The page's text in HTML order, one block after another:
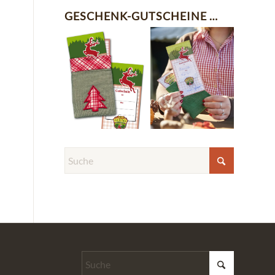
GESCHENK-GUTSCHEINE …